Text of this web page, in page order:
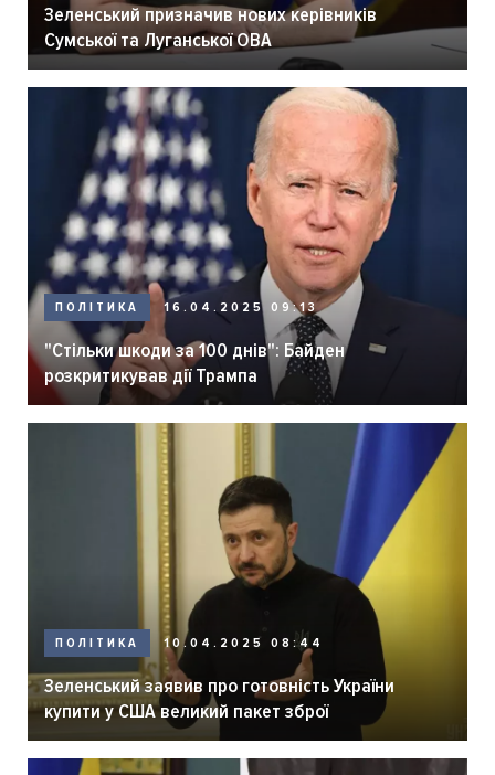
Зеленський призначив нових керівників
Сумської та Луганської ОВА
ПОЛІТИКА 16.04.2025 09:13
"Стільки шкоди за 100 днів": Байден
розкритикував дії Трампа
ПОЛІТИКА 10.04.2025 08:44
Зеленський заявив про готовність України
купити у США великий пакет зброї